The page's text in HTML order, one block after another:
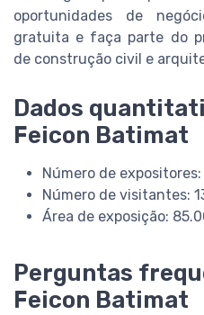
oportunidades de
gratuita e faça parte do
de construção civil e
Dados
Feicon Batimat
Número de expositores:
Número de visitantes:
Área de exposição:
Perguntas
Feicon Batimat